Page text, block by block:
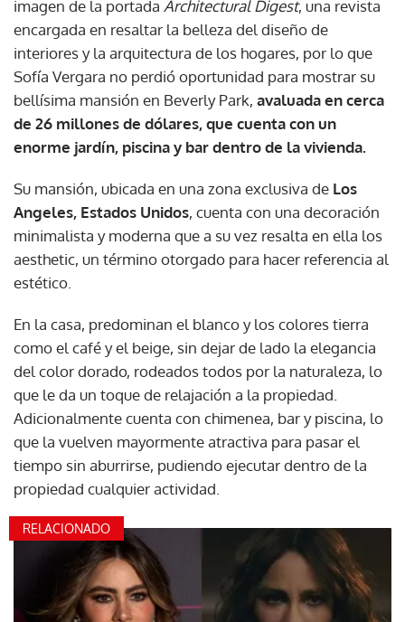
imagen de la portada Architectural Digest, una revista
encargada en resaltar la belleza del diseño de
interiores y la arquitectura de los hogares, por lo que
Sofía Vergara no perdió oportunidad para mostrar su
bellísima mansión en Beverly Park, avaluada en cerca
de 26 millones de dólares, que cuenta con un
enorme jardín, piscina y bar dentro de la vivienda.
Su mansión, ubicada en una zona exclusiva de Los
Angeles, Estados Unidos, cuenta con una decoración
minimalista y moderna que a su vez resalta en ella los
aesthetic, un término otorgado para hacer referencia al
estético.
En la casa, predominan el blanco y los colores tierra
como el café y el beige, sin dejar de lado la elegancia
del color dorado, rodeados todos por la naturaleza, lo
que le da un toque de relajación a la propiedad.
Adicionalmente cuenta con chimenea, bar y piscina, lo
que la vuelven mayormente atractiva para pasar el
tiempo sin aburrirse, pudiendo ejecutar dentro de la
propiedad cualquier actividad.
RELACIONADO